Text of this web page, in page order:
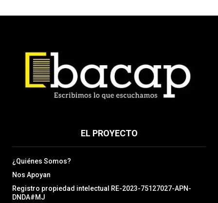
EL PROYECTO
¿Quiénes Somos?
Nos Apoyan
Registro propiedad intelectual RE-2023-75127027-APN-
DNDA#MJ